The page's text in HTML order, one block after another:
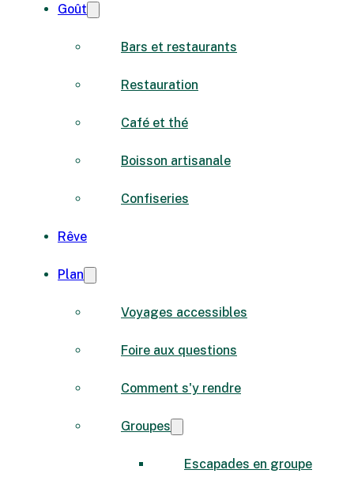
Goût
Bars et restaurants
Restauration
Café et thé
Boisson artisanale
Confiseries
Rêve
Plan
Voyages accessibles
Foire aux questions
Comment s'y rendre
Groupes
Escapades en groupe